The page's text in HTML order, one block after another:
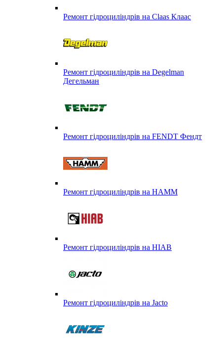
Ремонт гідроциліндрів на Claas Клаас
Ремонт гідроциліндрів на Degelman
Дегельман
Ремонт гідроциліндрів на FENDT Фендт
Ремонт гідроциліндрів на HAMM
Ремонт гідроциліндрів на HIAB
Ремонт гідроциліндрів на Jacto